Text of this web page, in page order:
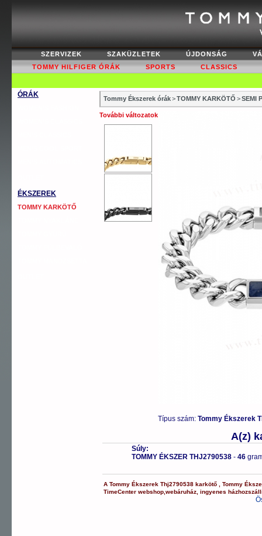
SZERVIZEK SZAKÜZLETEK ÚJDONSÁG
TOMMY HILFIGER ÓRÁK
SPORTS CLASSICS
ÓRÁK
ÉKSZEREK
TOMMY KARKÖTŐ
Tommy Ékszerek órák>TOMMY KARKÖTŐ >SEMI
További változatok
Típus szám: Tommy Ékszerek
A(z)
Súly:
TOMMY ÉKSZER THJ2790538 - 46
ATommy Ékszerek Thj2790538 karkötő ,Tommy
TimeCenter webshop ,webáruház ,ingyenes